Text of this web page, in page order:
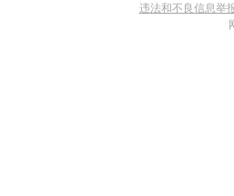
违法和不良信息举